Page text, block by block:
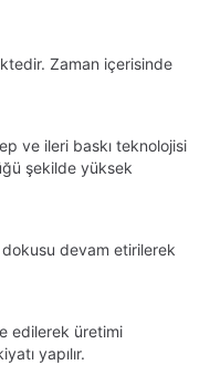
Zaman içerisinde
ve ileri baskı teknolojisi
şekilde yüksek
devam etirilerek
edilerek üretimi
yapılır.